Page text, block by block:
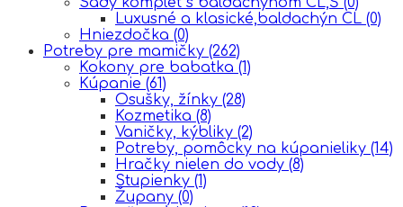
Luxusné a klasické,baldachýn CL (0)
Hniezdočka (0)
Potreby pre mamičky (262)
Kokony pre babatka (1)
Kúpanie (61)
Osušky, žínky (28)
Kozmetika (8)
Vaničky, kýbliky (2)
Potreby, pomôcky na kúpanieliky (14)
Hračky nielen do vody (8)
Stupienky (1)
Župany (0)